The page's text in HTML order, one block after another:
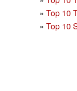
» Top 10
» Top 10